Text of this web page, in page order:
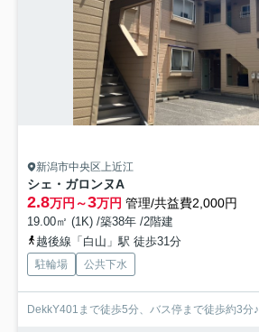
新潟市中央区上近江
シェ・ガロンヌA
2.8万円～3万円 管理/共益費2,000円
19.00㎡ (1K) /築38年 /2階建
越後線「白山」駅 徒歩31分
駐輪場 公共下水
DekkY401まで徒歩5分、バス停まで徒歩約3分♪